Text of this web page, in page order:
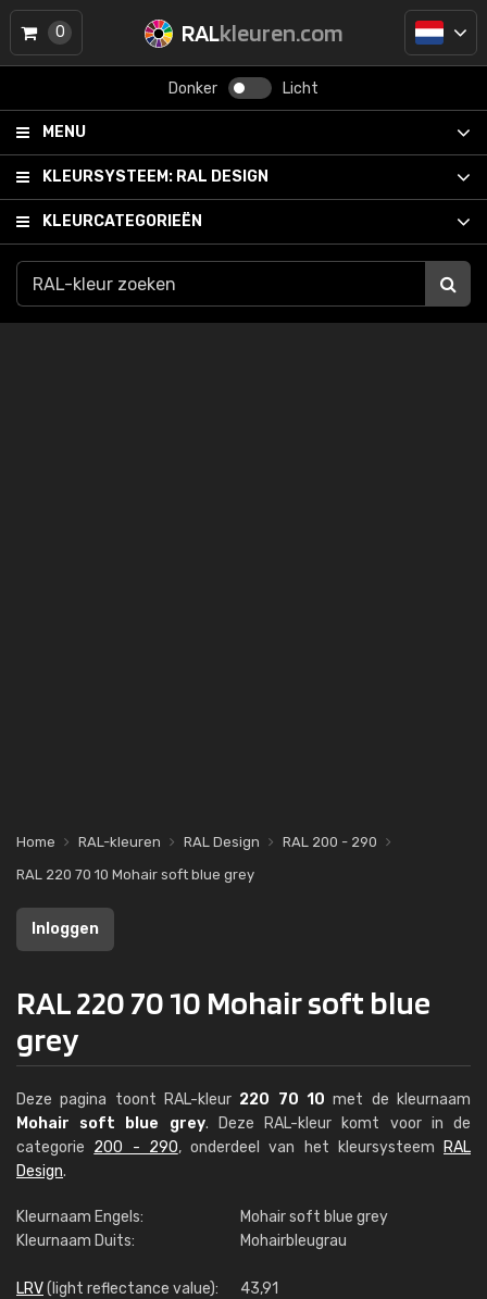
RALkleuren.com
Donker Licht
MENU
KLEURSYSTEEM: RAL DESIGN
KLEURCATEGORIEËN
0
Home RAL-kleuren RAL Design
RAL 200 - 290
RAL 220 70 10 Mohair soft blue grey
Inloggen
RAL 220 70 10 Mohair soft blue
grey
Deze pagina toont RAL-kleur 220 70 10 met de kleurnaam
Mohair soft blue grey. Deze RAL-kleur komt voor in de
categorie 200 - 290, onderdeel van het kleursysteem
RAL
Design.
Kleurnaam Engels:
Mohair soft blue grey
Kleurnaam Duits:
Mohairbleugrau
LRV(light reflectance value): 43,91